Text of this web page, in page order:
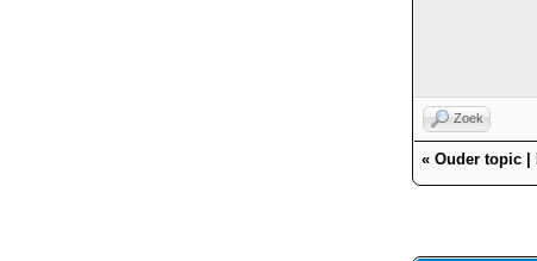
Zoek
« Ouder topic